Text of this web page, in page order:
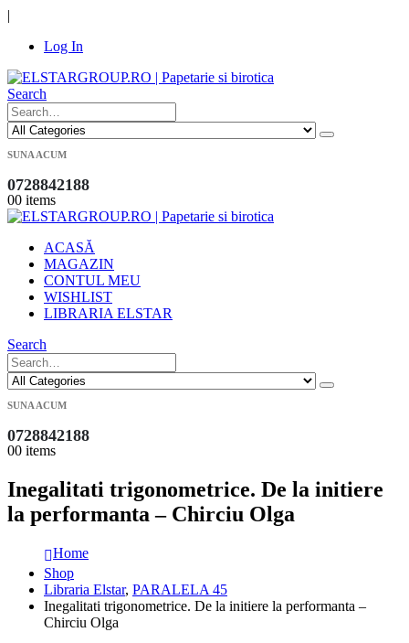
|
Log In
Search
SUNA ACUM
0728842188
00 items
ACASĂ
MAGAZIN
CONTUL MEU
WISHLIST
LIBRARIA ELSTAR
Search
SUNA ACUM
0728842188
00 items
Inegalitati trigonometrice. De la initiere
la performanta – Chirciu Olga
Home
Shop
Libraria Elstar, PARALELA 45
Inegalitati trigonometrice. De la initiere la performanta –
Chirciu Olga